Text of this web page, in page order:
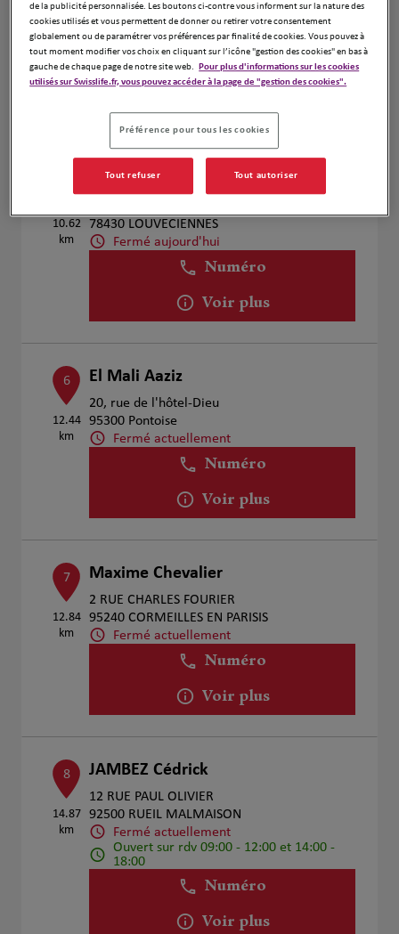
10 km
21 RUE CARNOT
78130 LES MUREAUX
Fermé actuellement
Numéro
10.62
km
Laure FLAGEL
78430 LOUVECIENNES
Fermé aujourd'hui
Numéro
Voir plus
6
12.44
km
El Mali Aaziz
20, rue de l'hôtel-Dieu
95300 Pontoise
Fermé actuellement
Numéro
Voir plus
7
12.84
km
Maxime Chevalier
2 RUE CHARLES FOURIER
95240 CORMEILLES EN PARISIS
Fermé actuellement
Numéro
Voir plus
8
14.87
km
JAMBEZ Cédrick
12 RUE PAUL OLIVIER
92500 RUEIL MALMAISON
Fermé actuellement
Ouvert sur rdv 09:00 - 12:00 et 14:00 -
18:00
Numéro
Voir plus
de la publicité personnalisée. Les boutons ci-contre vous informent sur la nature des
cookies utilisés et vous permettent de donner ou retirer votre consentement
globalement ou de paramétrer vos préférences par finalité de cookies. Vous pouvez à
tout moment modifier vos choix en cliquant sur l’icône "gestion des cookies" en bas à
gauche de chaque page de notre site web. Pour plus d'informations sur les cookies
utilisés sur Swisslife.fr, vous pouvez accéder à la page de "gestion des cookies".
Préférence pour tous les cookies
Tout refuser Tout autoriser